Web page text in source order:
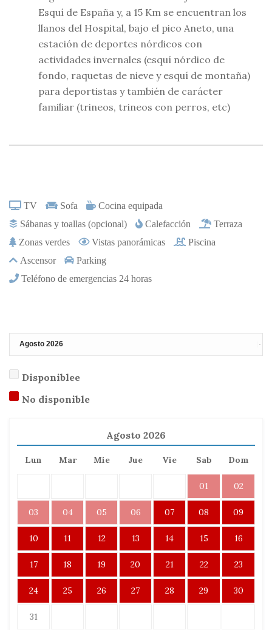
Esquí de España y, a 15 Km se encuentran los
llanos del Hospital, bajo el pico Aneto, una
estación de deportes nórdicos con
actividades invernales (esquí nórdico de
fondo, raquetas de nieve y esquí de montaña)
para deportistas y también de carácter
familiar (trineos, trineos con perros, etc)
Disponiblee
No disponible
Agosto 2026
Lun Mar Mie Jue Vie Sab Dom
01 02
03 04 05 06 07 08 09
10 11 12 13 14 15 16
17 18 19 20 21 22 23
24 25 26 27 28 29 30
31